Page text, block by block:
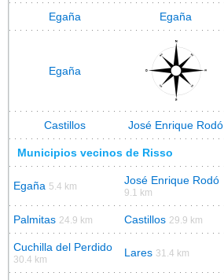
Egaña Egaña
Egaña
Castillos José Enrique Rodó
Municipios vecinos de Risso
Egaña 5.4 km José Enrique Rodó
9.1 km
Palmitas 24.9 km Castillos 29.9 km
Cuchilla del Perdido
30.4 km
Lares 31.4 km